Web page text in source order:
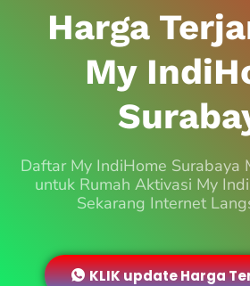
Harga
My
Daftar My IndiHome Surabaya
untuk Rumah Aktivasi My
Sekarang Internet
KLIK update Harga